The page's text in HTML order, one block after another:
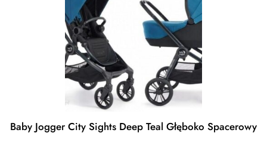
Baby Jogger City Sights Deep Teal Głęboko Spacerowy